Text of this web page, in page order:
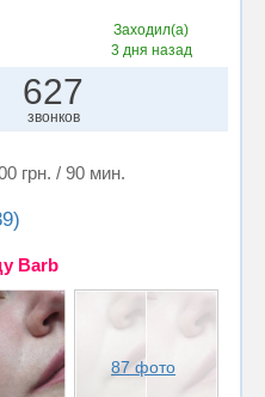
Заходил(а)
3 дня назад
627
звонков
грн. / 90 мин.
Barb
87 фото